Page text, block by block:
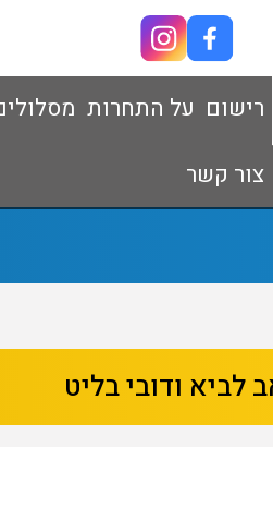
רישום על התחרות
צור קשר
לביא ודובי בליט